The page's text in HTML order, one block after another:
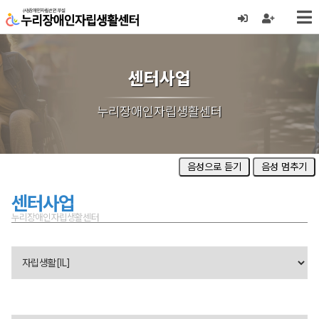
센터사업
누리장애인자립생활센터
음성으로 듣기 음성 멈추기
센터사업
누리장애인자립생활센터